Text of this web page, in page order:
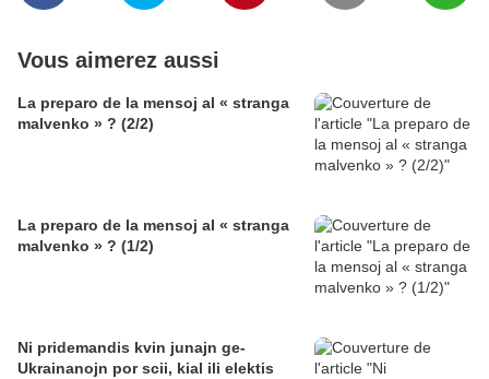
Vous aimerez aussi
La preparo de la mensoj al « stranga
malvenko » ? (2/2)
La preparo de la mensoj al « stranga
malvenko » ? (1/2)
Ni pridemandis kvin junajn ge-
Ukrainanojn por scii, kial ili elektis